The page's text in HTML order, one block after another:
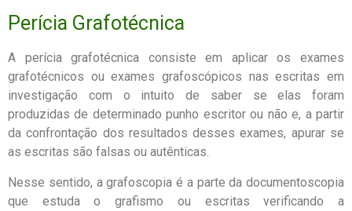
Perícia Grafotécnica​
A perícia grafotécnica consiste em aplicar os exames
grafotécnicos ou exames grafoscópicos nas escritas em
investigação com o intuito de saber se elas foram
produzidas de determinado punho escritor ou não e, a partir
da confrontação dos resultados desses exames, apurar se
as escritas são falsas ou autênticas.
Nesse sentido, a grafoscopia é a parte da documentoscopia
que estuda o grafismo ou escritas verificando a